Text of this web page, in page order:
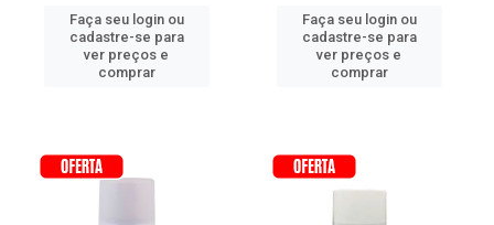
Faça seu login ou
cadastre-se para
ver preços e
comprar
Faça seu login ou
cadastre-se para
ver preços e
comprar